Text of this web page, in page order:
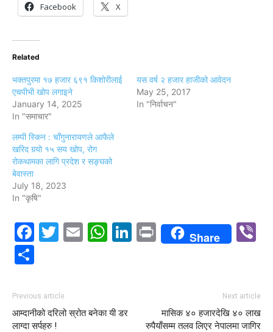
Facebook X
Related
भक्तपुरमा १७ हजार ६९१ किशोरीलाई
एचपीभी खोप लगाइने
January 14, 2025
In "समाचार"
यस वर्ष २ हजार हाजीको आवेदन
May 25, 2017
In "निर्वाचन"
लम्पी स्किन : चाँगुनारायणले आफैले
खरिद गर्‍यो १५ सय खोप, रोग
रोकथामका लागि प्रदेश र सङ्घको
बेवास्ता
July 18, 2023
In "कृषि"
Facebook
Twitter
EmailWhatsApp
LinkedIn
PrintShare
Previous article
आम्दानीको दरिलो स्रोत बनेका यी डर
लाग्दा सर्पहरु !
Next article
मासिक ४० हजारदेखि ४० लाख
रुपैयाँसम्म तलव लिएर नेपालमा जागिर